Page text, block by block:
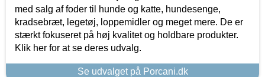
med salg af foder til hunde og katte, hundesenge,
kradsebræt, legetøj, loppemidler og meget mere. De er
stærkt fokuseret på høj kvalitet og holdbare produkter.
Klik her for at se deres udvalg.
Se udvalget på Porcani.dk